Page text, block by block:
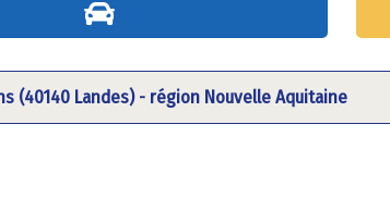
(40140 Landes) - région Nouvelle Aquitaine